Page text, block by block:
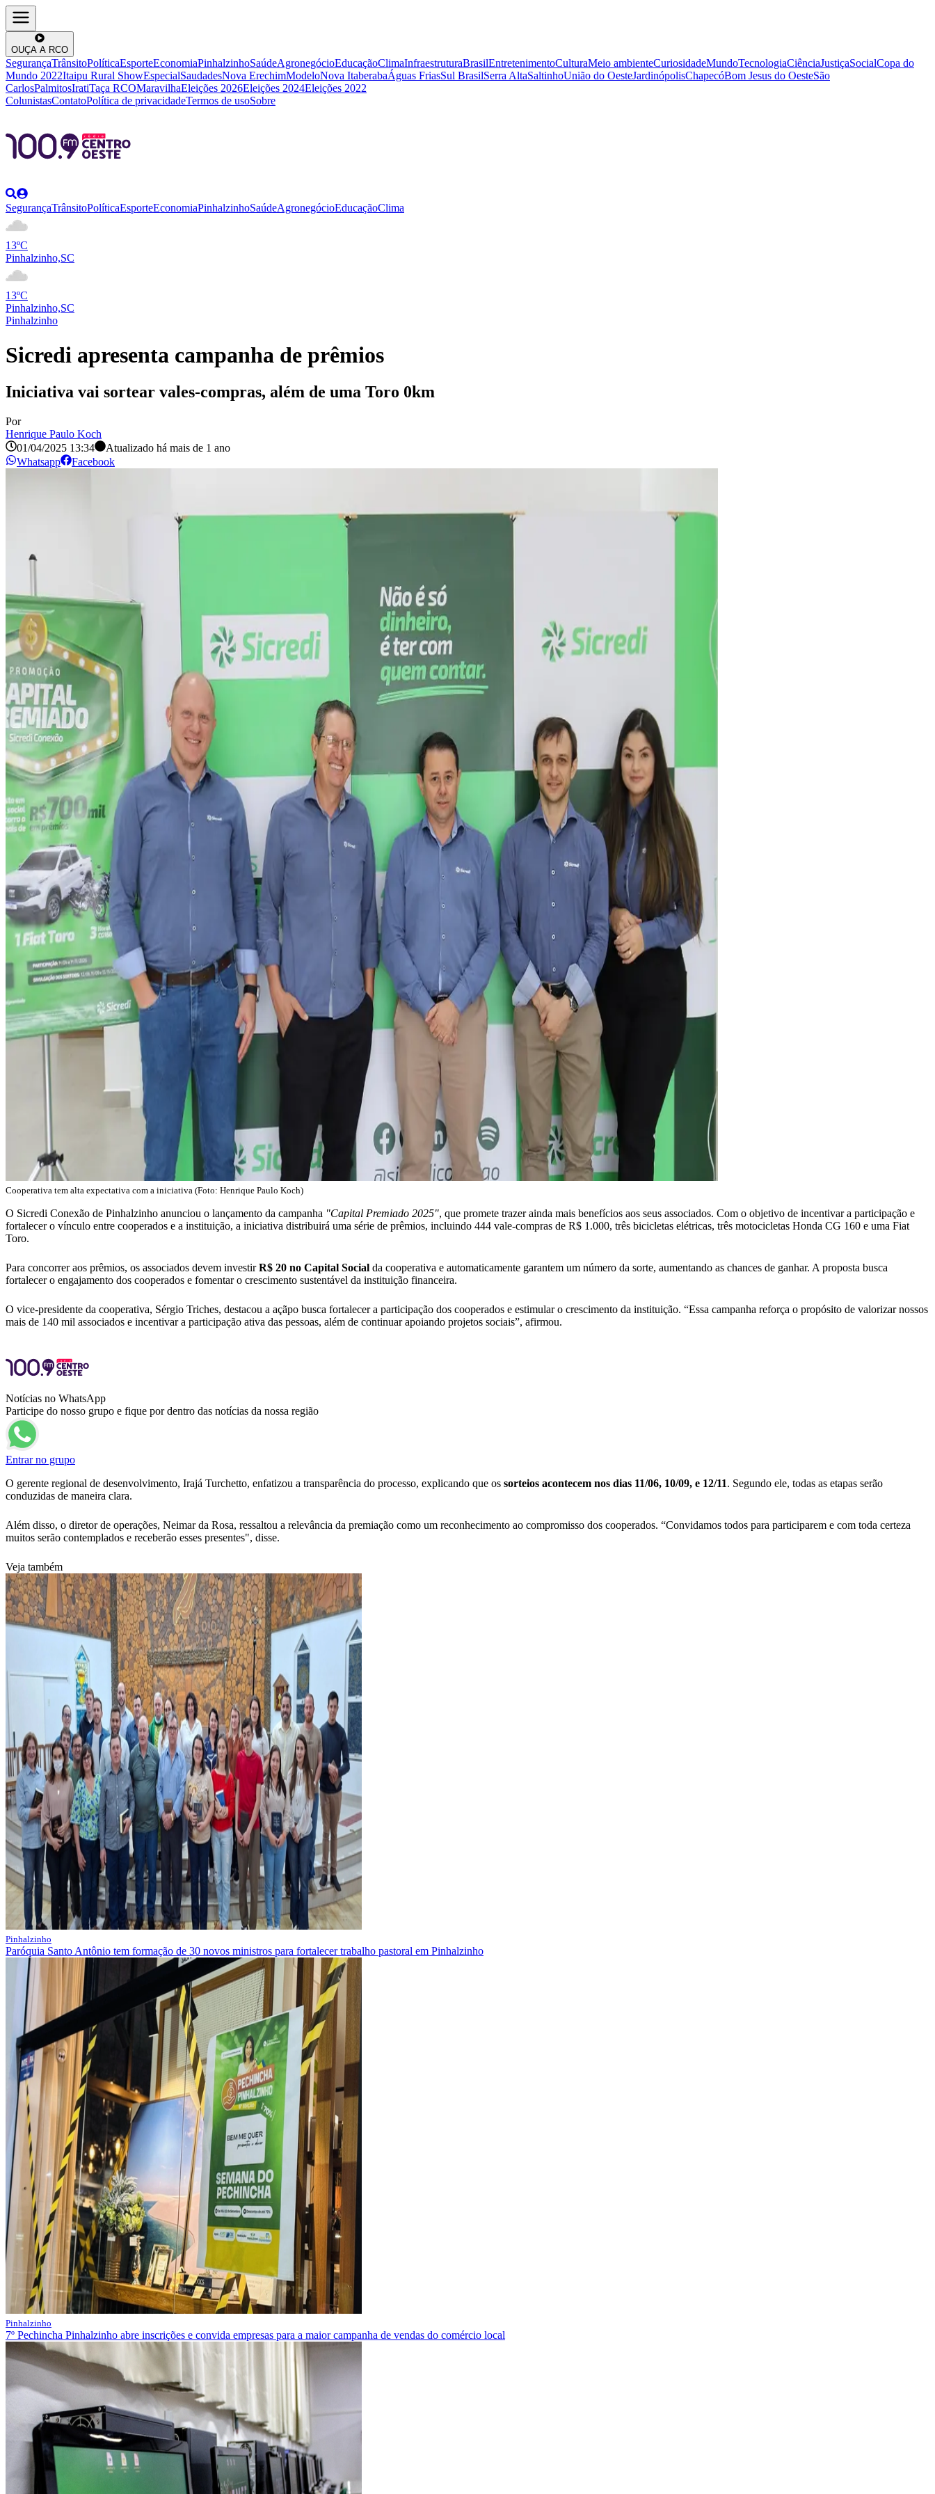
OUÇA A RCO
SegurançaTrânsitoPolíticaEsporteEconomiaPinhalzinhoSaúdeAgronegócioEducaçãoClimaInfraestruturaBrasilEntretenimentoCulturaMeio ambienteCuriosidadeMundoTecnologiaCiênciaJustiçaSocialCopa do
Mundo 2022Itaipu Rural ShowEspecialSaudadesNova ErechimModeloNova ItaberabaÁguas FriasSul BrasilSerra AltaSaltinhoUnião do OesteJardinópolisChapecóBom Jesus do OesteSão
CarlosPalmitosIratiTaça RCOMaravilhaEleições 2026Eleições 2024Eleições 2022
ColunistasContatoPolítica de privacidadeTermos de usoSobre
SegurançaTrânsitoPolíticaEsporteEconomiaPinhalzinhoSaúdeAgronegócioEducaçãoClima
13ºC
Pinhalzinho,SC
13ºC
Pinhalzinho,SC
Pinhalzinho
Sicredi apresenta campanha de prêmios
Iniciativa vai sortear vales-compras, além de uma Toro 0km
Por
Henrique Paulo Koch
01/04/2025 13:34
Atualizado há mais de 1 ano
Whatsapp
Facebook
Cooperativa tem alta expectativa com a iniciativa (Foto: Henrique Paulo Koch)
O Sicredi Conexão de Pinhalzinho anunciou o lançamento da campanha "Capital Premiado 2025", que promete trazer ainda mais benefícios aos seus associados. Com o objetivo de incentivar a participação e
fortalecer o vínculo entre cooperados e a instituição, a iniciativa distribuirá uma série de prêmios, incluindo 444 vale-compras de R$ 1.000, três bicicletas elétricas, três motocicletas Honda CG 160 e uma Fiat
Toro.
Para concorrer aos prêmios, os associados devem investirR$ 20 no Capital Social da cooperativa e automaticamente garantem um número da sorte, aumentando as chances de ganhar. A proposta busca
fortalecer o engajamento dos cooperados e fomentar o crescimento sustentável da instituição financeira.
O vice-presidente da cooperativa, Sérgio Triches, destacou a açãpo busca fortalecer a participação dos cooperados e estimular o crescimento da instituição. “Essa campanha reforça o propósito de valorizar nossos
mais de 140 mil associados e incentivar a participação ativa das pessoas, além de continuar apoiando projetos sociais”, afirmou.
Notícias no WhatsApp
Participe do nosso grupo e fique por dentro das notícias da nossa região
Entrar no grupo
O gerente regional de desenvolvimento, Irajá Turchetto, enfatizou a transparência do processo, explicando que os sorteios acontecem nos dias 11/06, 10/09, e 12/11. Segundo ele, todas as etapas serão
conduzidas de maneira clara.
Além disso, o diretor de operações, Neimar da Rosa, ressaltou a relevância da premiação como um reconhecimento ao compromisso dos cooperados. “Convidamos todos para participarem e com toda certeza
muitos serão contemplados e receberão esses presentes", disse.
Veja também
Pinhalzinho
Paróquia Santo Antônio tem formação de 30 novos ministros para fortalecer trabalho pastoral em Pinhalzinho
Pinhalzinho
7º Pechincha Pinhalzinho abre inscrições e convida empresas para a maior campanha de vendas do comércio local